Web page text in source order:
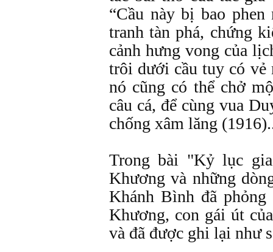
“Cầu này bị bao
tranh tàn phá, chứng
cảnh hưng vong của
trôi dưới cầu tuy có vẻ
nó cũng có thể chở
câu cá, để cùng vua
chống xâm lăng
Trong bài "Kỷ lục
Khương và những
Khánh Bình đã
Khương, con gái út
và đã được ghi lại như